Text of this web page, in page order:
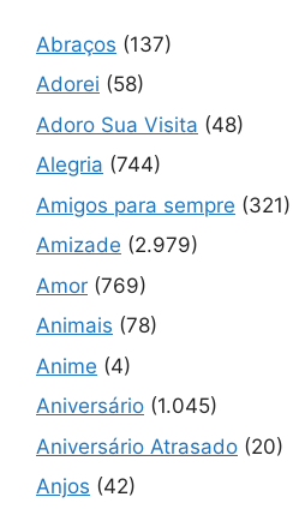
Abraços (137)
Adorei (58)
Adoro Sua Visita (48)
Alegria (744)
Amigos para sempre (321)
Amizade (2.979)
Amor (769)
Animais (78)
Anime (4)
Aniversário (1.045)
Aniversário Atrasado (20)
Anjos (42)